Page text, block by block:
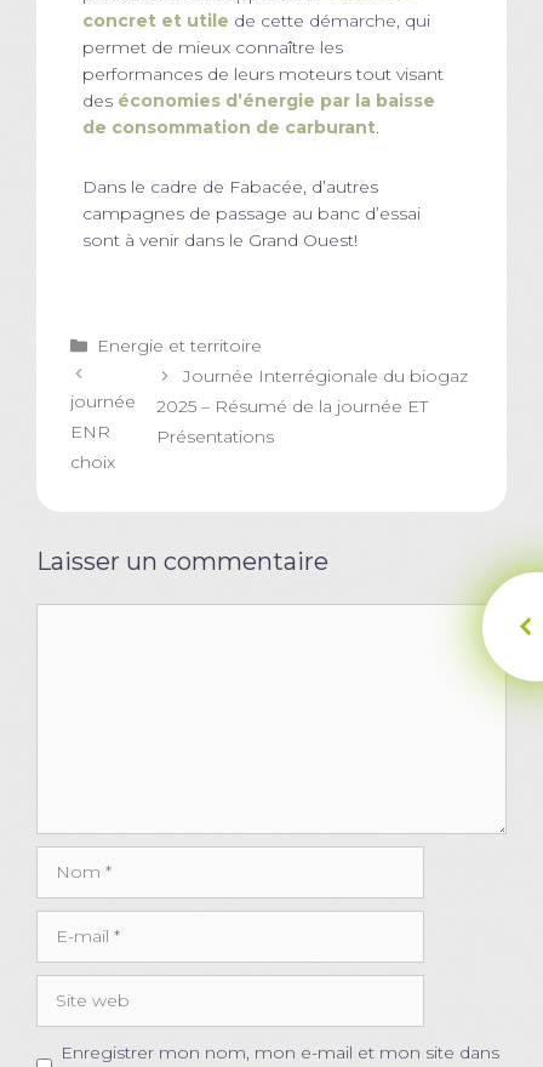
concret et utile de cette démarche, qui
permet de mieux connaître les
performances de leurs moteurs tout visant
des économies d’énergie par la baisse
de consommation de carburant.
Dans le cadre de Fabacée, d’autres
campagnes de passage au banc d’essai
sont à venir dans le Grand Ouest!
Catégories
Energie et territoire
journée
ENR
choix
Journée Interrégionale du biogaz
2025 – Résumé de la journée ET
Présentations
Laisser un commentaire
mail
web
Enregistrer mon nom, mon e-mail et mon site dans